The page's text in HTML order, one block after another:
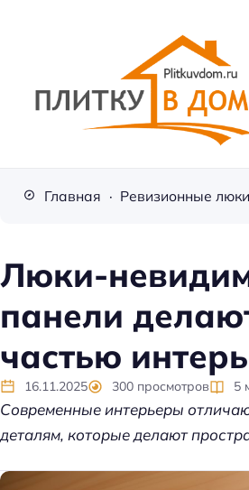
а
д
я
о
т
д
Главная Ревизионные люки
Люки-
панели
частью
16.11.2025 300 просмотров 5
Современные интерьеры
деталям, которые делают